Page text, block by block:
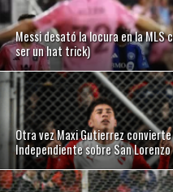
Messi desató la locura en la
ser un hat trick)
Otra vez Maxi Gutierrez
Independiente sobre San